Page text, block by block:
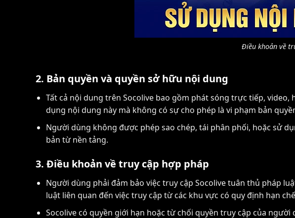
Điều khoản về
2. Bản quyền và quyền sở hữu nội dung
Tất cả nội dung trên Socolive bao gồm phát sóng trực tiếp,
dụng nội dung này mà không có sự cho phép là vi phạm bản
Người dùng không được phép sao chép, tái phân phối, hoặc sử
bản từ nền tảng.
3. Điều khoản về truy cập hợp pháp
Người dùng phải đảm bảo việc truy cập Socolive tuân thủ pháp
luật liên quan đến việc truy cập từ các khu vực có quy định hạn
Socolive có quyền giới hạn hoặc từ chối quyền truy cập của